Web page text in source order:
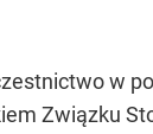
w
Związku